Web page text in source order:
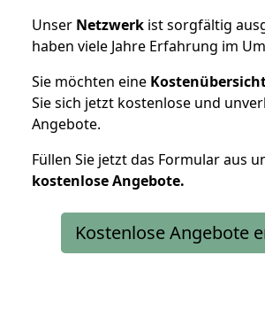
Unser Netzwerk ist sorgfältig
haben viele Jahre Erfahrung im
Sie möchten eine
Sie sich jetzt kostenlose und
Angebote.
Füllen Sie jetzt das Formular aus
kostenloseAngebote.
Kostenlose Angebote